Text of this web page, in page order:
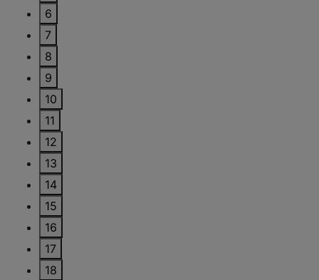
6
7
8
9
10
11
12
13
14
15
16
17
18